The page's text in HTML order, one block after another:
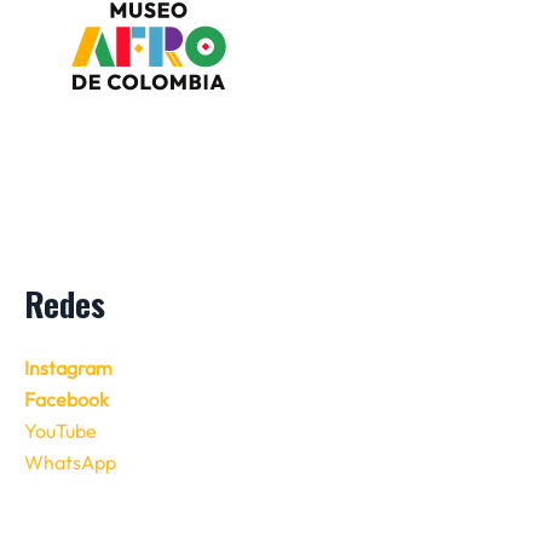
Redes
Instagram
Facebook
YouTube
WhatsApp